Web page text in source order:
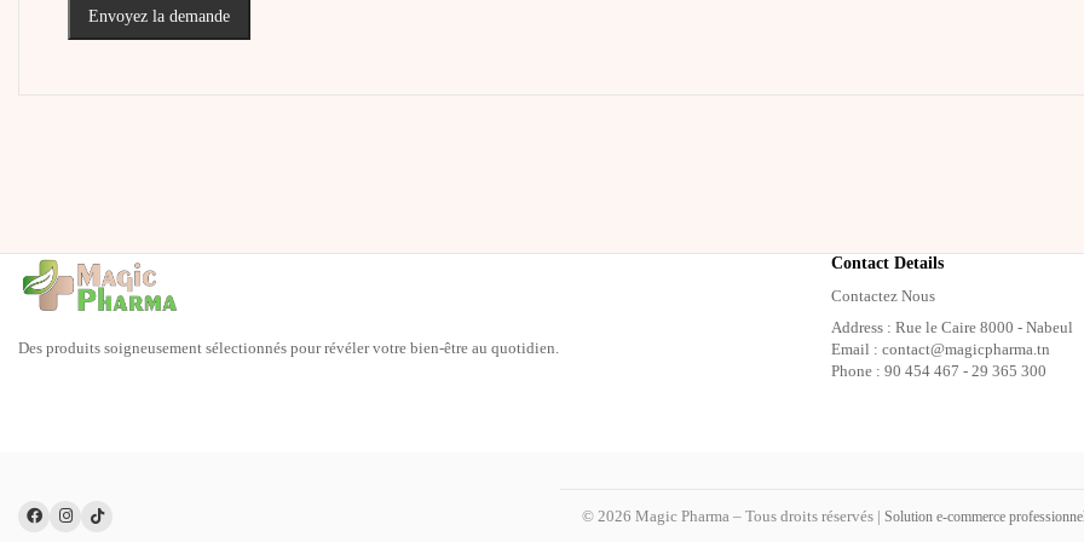
Envoyez la demande
Des produits soigneusement sélectionnés pour révéler votre bien-être au quotidien.
Contact Details
Contactez Nous
Address : Rue le Caire 8000 - Nabeul
Email : contact@magicpharma.tn
Phone : 90 454 467 - 29 365 300
© 2026 Magic Pharma – Tous droits réservés | Solution e-commerce